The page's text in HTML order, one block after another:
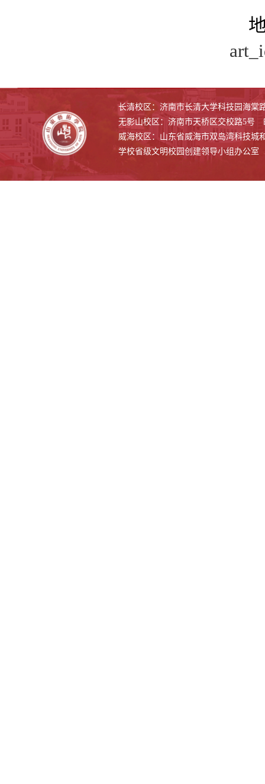
长清校区：济南市长清大学科技园海棠
无影山校区：济南市天桥区交校路5号
威海校区：山东省威海市双岛湾科技城
学校省级文明校园创建领导小组办公